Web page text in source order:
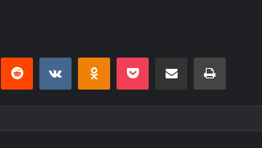
Reddit VKontakteOdnoklassniki
Pocket E-Posta ile paylaş Yazdır